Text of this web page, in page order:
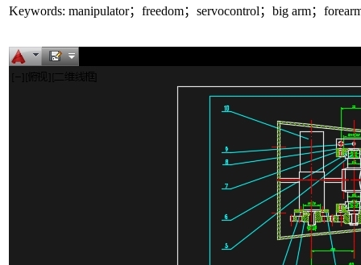
Keywords: manipulator；freedom；servocontrol；big arm；